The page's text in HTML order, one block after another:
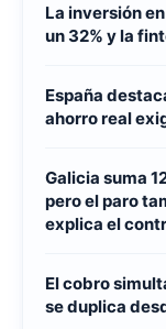
La inversión
un 32% y la
España
ahorro real
Galicia suma
pero el paro
explica el
El cobro
se duplica